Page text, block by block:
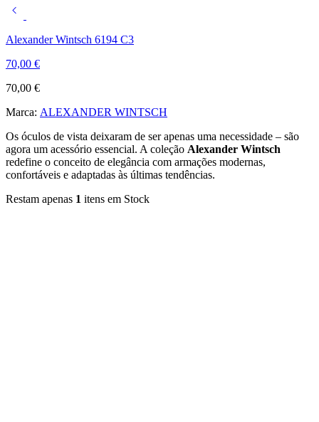
Alexander Wintsch 6194 C3
70,00 €
70,00 €
Marca: ALEXANDER WINTSCH
Os óculos de vista deixaram de ser apenas uma necessidade – são
agora um acessório essencial. A coleção Alexander Wintsch
redefine o conceito de elegância com armações modernas,
confortáveis e adaptadas às últimas tendências.
Restam apenas 1 itens em Stock